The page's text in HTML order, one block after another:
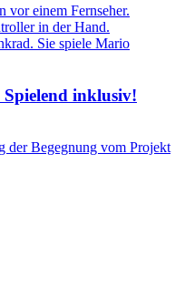
Spielend inklusiv!
der Begegnung vom Projekt